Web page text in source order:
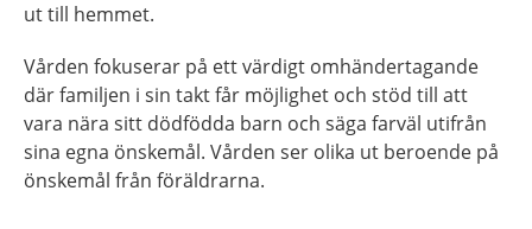
ut till hemmet.
Vården fokuserar på ett värdigt omhändertagande
där familjen i sin takt får möjlighet och stöd till att
vara nära sitt dödfödda barn och säga farväl utifrån
sina egna önskemål. Vården ser olika ut beroende på
önskemål från föräldrarna.